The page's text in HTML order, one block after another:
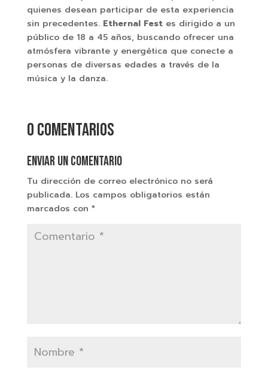
quienes desean participar de esta experiencia
sin precedentes. Ethernal Festes dirigido a un
público de 18 a 45 años, buscando ofrecer una
atmósfera vibrante y energética que conecte a
personas de diversas edades a través de la
música y la danza.
0 comentarios
Enviar un comentario
Tu dirección de correo electrónico no será
publicada. Los campos obligatorios están
marcados con *